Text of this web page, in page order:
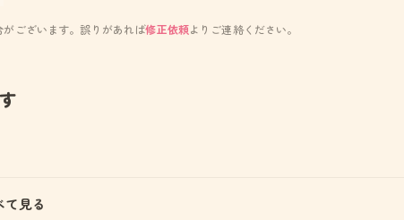
ございます。誤りがあれば修正依頼よりご連絡ください。
見る